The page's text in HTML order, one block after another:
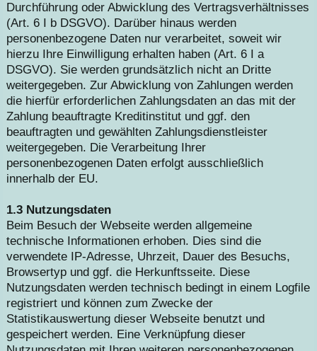
Durchführung oder Abwicklung des Vertragsverhältnisses
(Art. 6 I b DSGVO). Darüber hinaus werden
personenbezogene Daten nur verarbeitet, soweit wir
hierzu Ihre Einwilligung erhalten haben (Art. 6 I a
DSGVO). Sie werden grundsätzlich nicht an Dritte
weitergegeben. Zur Abwicklung von Zahlungen werden
die hierfür erforderlichen Zahlungsdaten an das mit der
Zahlung beauftragte Kreditinstitut und ggf. den
beauftragten und gewählten Zahlungsdienstleister
weitergegeben. Die Verarbeitung Ihrer
personenbezogenen Daten erfolgt ausschließlich
innerhalb der EU.
1.3 Nutzungsdaten
Beim Besuch der Webseite werden allgemeine
technische Informationen erhoben. Dies sind die
verwendete IP-Adresse, Uhrzeit, Dauer des Besuchs,
Browsertyp und ggf. die Herkunftsseite. Diese
Nutzungsdaten werden technisch bedingt in einem Logfile
registriert und können zum Zwecke der
Statistikauswertung dieser Webseite benutzt und
gespeichert werden. Eine Verknüpfung dieser